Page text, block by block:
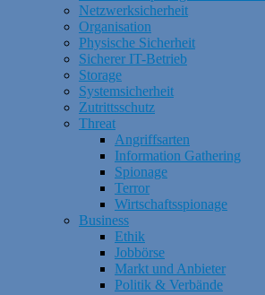
Netzwerksicherheit
Organisation
Physische Sicherheit
Sicherer IT-Betrieb
Storage
Systemsicherheit
Zutrittsschutz
Threat
Angriffsarten
Information Gathering
Spionage
Terror
Wirtschaftsspionage
Business
Ethik
Jobbörse
Markt und Anbieter
Politik & Verbände